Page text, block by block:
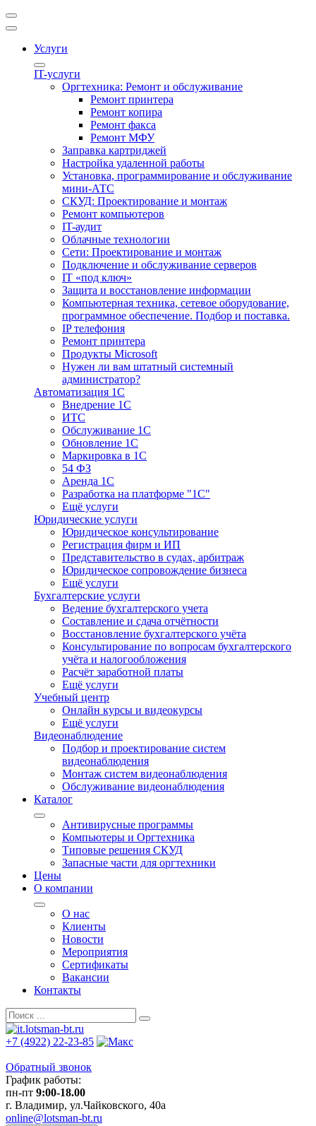
Услуги
IT-услуги
Оргтехника: Ремонт и обслуживание
Ремонт принтера
Ремонт копира
Ремонт факса
Ремонт МФУ
Заправка картриджей
Настройка удаленной работы
Установка, программирование и обслуживание
мини-АТС
СКУД: Проектирование и монтаж
Ремонт компьютеров
IT-аудит
Облачные технологии
Сети: Проектирование и монтаж
Подключение и обслуживание серверов
IT «под ключ»
Защита и восстановление информации
Компьютерная техника, сетевое оборудование,
программное обеспечение. Подбор и поставка.
IP телефония
Ремонт принтера
Продукты Microsoft
Нужен ли вам штатный системный
администратор?
Автоматизация 1С
Внедрение 1С
ИТС
Обслуживание 1С
Обновление 1С
Маркировка в 1С
54 ФЗ
Аренда 1С
Разработка на платформе "1С"
Ещё услуги
Юридические услуги
Юридическое консультирование
Регистрация фирм и ИП
Представительство в судах, арбитраж
Юридическое сопровождение бизнеса
Ещё услуги
Бухгалтерские услуги
Ведение бухгалтерского учета
Составление и сдача отчётности
Восстановление бухгалтерского учёта
Консультирование по вопросам бухгалтерского
учёта и налогообложения
Расчёт заработной платы
Ещё услуги
Учебный центр
Онлайн курсы и видеокурсы
Ещё услуги
Видеонаблюдение
Подбор и проектирование систем
видеонаблюдения
Монтаж систем видеонаблюдения
Обслуживание видеонаблюдения
Каталог
Антивирусные программы
Компьютеры и Оргтехника
Типовые решения СКУД
Запасные части для оргтехники
Цены
О компании
О нас
Клиенты
Новости
Мероприятия
Сертификаты
Вакансии
Контакты
+7 (4922) 22-23-85
Обратный звонок
График работы:
пн-пт 9:00-18.00
г. Владимир, ул.Чайковского, 40а
online@lotsman-bt.ru